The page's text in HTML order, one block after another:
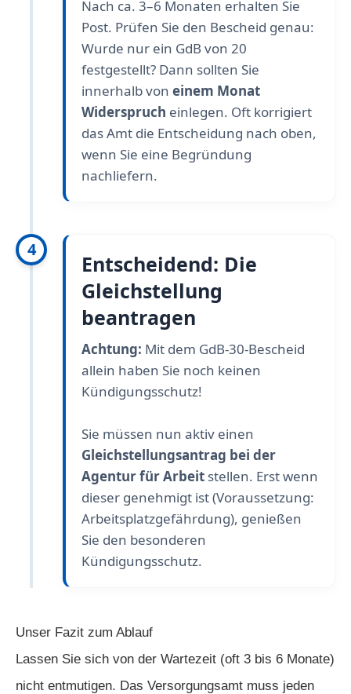
Nach ca. 3–6 Monaten erhalten Sie
Post. Prüfen Sie den Bescheid genau:
Wurde nur ein GdB von 20
festgestellt? Dann sollten Sie
innerhalb von einem Monat
Widerspruch einlegen. Oft korrigiert
das Amt die Entscheidung nach oben,
wenn Sie eine Begründung
nachliefern.
4
Entscheidend: Die
Gleichstellung
beantragen
Achtung: Mit dem GdB-30-Bescheid
allein haben Sie noch keinen
Kündigungsschutz!
Sie müssen nun aktiv einen
Gleichstellungsantrag bei der
Agentur für Arbeit stellen. Erst wenn
dieser genehmigt ist (Voraussetzung:
Arbeitsplatzgefährdung), genießen
Sie den besonderen
Kündigungsschutz.
Unser Fazit zum Ablauf
Lassen Sie sich von der Wartezeit (oft 3 bis 6 Monate)
nicht entmutigen. Das Versorgungsamt muss jeden